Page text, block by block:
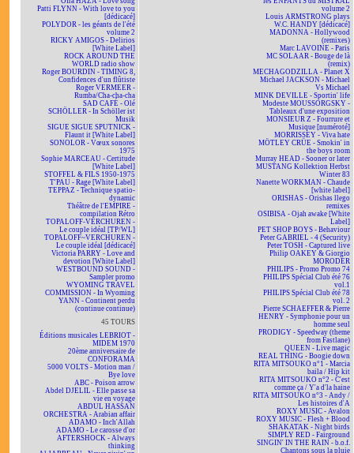
Patti FLYNN - With love to you
[dédicacé]
POLYDOR - les géants de l'été
volume 2
RICKY AMIGOS - Delirios
[White Label]
ROCK AROUND THE
WORLD radio show
Roger BOURDIN - TIMING 8,
Confidences d'un flûtiste
Roger VERMEER -
Rumba/Cha-cha-cha
SAD CAFÉ - Olé
SCHÖLLER - In Schöller ist
Musik
SIGUE SIGUE SPUTNICK -
Flaunt it [White Label]
SONOLOR - Vœux sonores
1975
Sophie MARCEAU - Certitude
[White Label]
STOFFEL & FILS 1950-1975
T'PAU - Rage [White Label]
TEPPAZ - Technique spatio-
dynamic
Théâtre de l'EMPIRE -
compilation Rétro
TOPALOFF-VERCHUREN -
Le couple idéal [TP/WL]
TOPALOFF~VERCHUREN -
Le couple idéal [dédicacé]
Victoria PARRY - Love and
devotion [White Label]
WESTBOUND SOUND -
Sampler promo
WYOMING TRAVEL
COMMISSION - In Wyoming
YANN - Continent perdu
(continue continue)
45 TOURS
Éditions musicales LEBRIOT -
MIDEM 1970
20ème anniversaire de
CONFORAMA
5000 VOLTS - Motion man /
Bye love
ABC - Poison arrow
Abdel DJELIL - Elle passe sa
vie en voyage
ABDUL HASSAN
ORCHESTRA - Arabian affair
ADAMO - Inch'Allah
ADAMO - Le carosse d'or
AFTERSHOCK - Always
thinking
volume 2
Louis ARMSTRONG plays
W.C. HANDY [dédicacé]
MADONNA - Hollywood
(remixes)
Marc LAVOINE - Paris
MC SOLAAR - Bouge de là
(remix)
MECHAGODZILLA - Planet X
Michael JACKSON - Michael
Vs Michael
MINK DEVILLE - Sportin' life
Modeste MOUSSORGSKY -
Tableaux d'une exposition
MONSIEUR Z - Fourrure et
Musique [numéroté]
MORRISSEY - Viva hate
MÖTLEY CRÜE - Smokin' in
the boys room
Murray HEAD - Sooner or later
MUSTANG Kollektion Herbst
Winter 83
Nanette WORKMAN - Chaude
[white label]
ORISHAS - Orishas llego
remixes
OSIBISA - Ojah awake [White
Label]
PET SHOP BOYS - Behaviour
Peter GABRIEL - 4 (Security)
Peter TOSH - Captured live
Philip OAKEY & Giorgio
MORODER
PHILIPS - Promo Promo 74
PHILIPS Spécial Club été 76
vol.1
PHILIPS Spécial Club été 78
vol. 2
Pierre SCHAEFFER & Pierre
HENRY - Symphonie pour un
homme seul
PRODIGY - Speedway (theme
from Fastlane)
QUEEN - Live magic
REAL THING - Boogie down
RITA MITSOUKO n°1 - Marcia
baila / Hip kit
RITA MITSOUKO n°2 - C'est
comme ça / Y'a d'la haine
RITA MITSOUKO n°3 - Andy /
Les histoires d'A
ROXY MUSIC - Avalon
ROXY MUSIC - Flesh + Blood
SHAKATAK - Night birds
SIMPLY RED - Fairground
SINGIN' IN THE RAIN - b.o.f.
Chantons sous la pluie